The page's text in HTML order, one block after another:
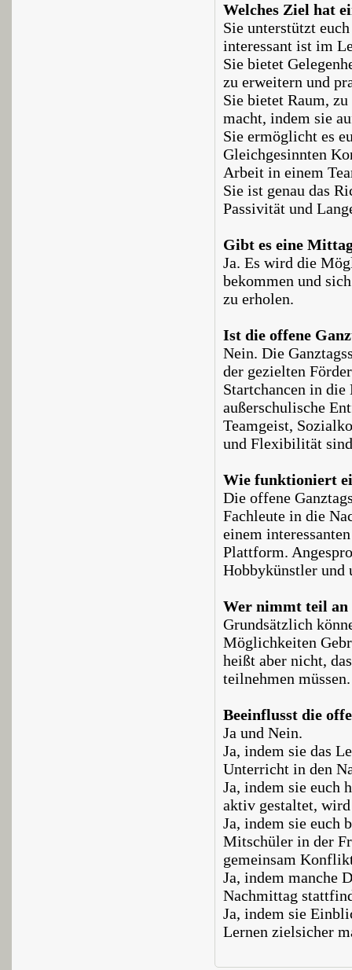
Welches Ziel hat
Sie unterstützt
interessant ist im
Sie bietet
zu erweitern und
Sie bietet Raum,
macht, indem sie
Sie ermöglicht es
Gleichgesinnten
Arbeit in einem
Sie ist genau das
Passivität und
Gibt es eine
Ja. Es wird die
bekommen und
zu erholen.
Ist die offene
Nein. Die
der gezielten
Startchancen in
außerschulische
Teamgeist,
und Flexibilität
Wie funktioniert
Die offene
Fachleute in die
einem
Plattform.
Hobbykünstler und
Wer nimmt teil an
Grundsätzlich
Möglichkeiten
heißt aber nicht,
teilnehmen müssen.
Beeinflusst die
Ja und Nein.
Ja, indem sie das
Unterricht in den
Ja, indem sie euch
aktiv gestaltet,
Ja, indem sie euch
Mitschüler in der
gemeinsam
Ja, indem manche
Nachmittag
Ja, indem sie
Lernen zielsicher